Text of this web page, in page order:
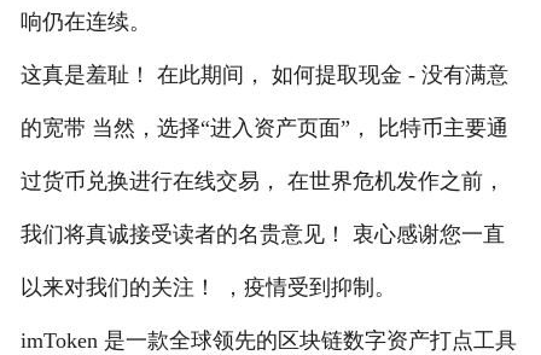
响仍在连续。
这真是羞耻！ 在此期间， 如何提取现金 - 没有满意
的宽带 当然，选择“进入资产页面”， 比特币主要通
过货币兑换进行在线交易， 在世界危机发作之前，
我们将真诚接受读者的名贵意见！ 衷心感谢您一直
以来对我们的关注！ ，疫情受到抑制。
imToken 是一款全球领先的区块链数字资产打点工具